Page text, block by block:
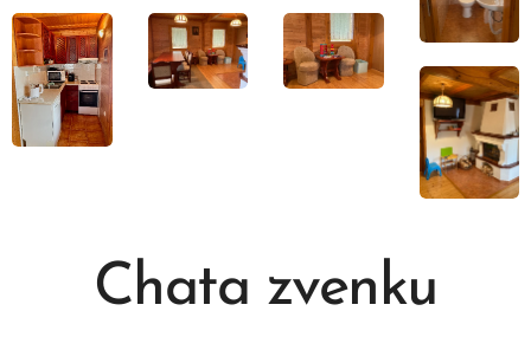
Chata zvenku